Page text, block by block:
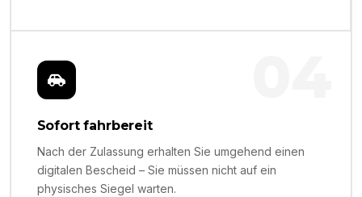
Sofort fahrbereit
Nach der Zulassung erhalten Sie umgehend einen
digitalen Bescheid – Sie müssen nicht auf ein
physisches Siegel warten.